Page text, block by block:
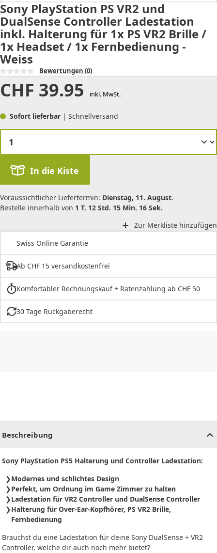
Sony PlayStation PS VR2 und
DualSense Controller Ladestation
inkl. Halterung für 1x PS VR2 Brille /
1x Headset / 1x Fernbedienung -
Weiss
Bewertungen (0)
CHF 39.95 inkl. MwSt.
Sofort lieferbar | Schnellversand
In die Kiste
Voraussichtlicher Liefertermin: Dienstag, 11. August.
Bestelle innerhalb von 1 T. 12 Std. 15 Min. 16 Sek.
Zur Merkliste hinzufügen
Swiss Online Garantie
Ab CHF 15 versandkostenfrei
Komfortabler Rechnungskauf + Ratenzahlung ab CHF 50
30 Tage Rückgaberecht
Beschreibung
Sony PlayStation PS5 Halterung und Controller Ladestation:
Modernes und schlichtes Design
Perfekt, um Ordnung im Game Zimmer zu halten
Ladestation für VR2 Controller und DualSense Controller
Halterung für Over-Ear-Kopfhörer, PS VR2 Brille,
Fernbedienung
Brauchst du eine Ladestation für deine Sony DualSense + VR2
Controller, welche dir auch noch mehr bietet?